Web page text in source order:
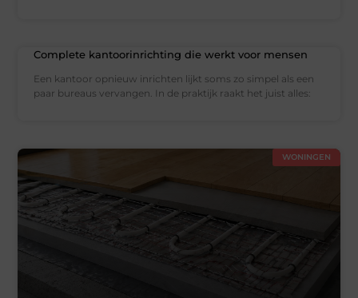
Complete kantoorinrichting die werkt voor mensen
Een kantoor opnieuw inrichten lijkt soms zo simpel als een
paar bureaus vervangen. In de praktijk raakt het juist alles:
WONINGEN